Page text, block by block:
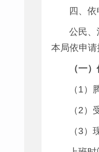
四、
公民、
本局依申
（一
（1）
（2
（3）